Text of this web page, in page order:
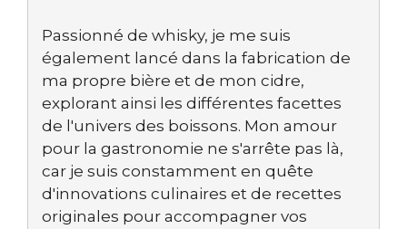
Passionné de whisky, je me suis
également lancé dans la fabrication de
ma propre bière et de mon cidre,
explorant ainsi les différentes facettes
de l'univers des boissons. Mon amour
pour la gastronomie ne s'arrête pas là,
car je suis constamment en quête
d'innovations culinaires et de recettes
originales pour accompagner vos